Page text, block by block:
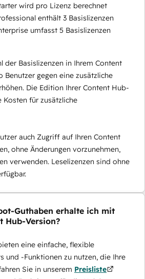
wird pro Lizenz berechnet
enthält 3 Basislizenzen
umfasst 5 Basislizenzen
der Basislizenzen in Ihrem Content
Benutzer gegen eine zusätzliche
Die Edition Ihrer Content Hub-
für zusätzliche
auch Zugriff auf Ihren Content
ohne Änderungen vorzunehmen,
verwenden. Leselizenzen sind ohne
Guthaben erhalte ich mit
Hub-Version?
eine einfache, flexible
und -Funktionen zu nutzen, die Ihre
Sie in unserem Preisliste